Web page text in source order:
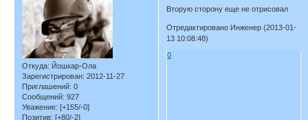
Откуда: Йошкар-Ола
Зарегистрирован: 2012-11-27
Приглашений: 0
Сообщений: 927
Уважение: [+155/-0]
Позитив: [+80/-2]
Вторую сторону еще не отрисовал
Отредактировано Инженер (2013-01-
13 10:08:48)
0